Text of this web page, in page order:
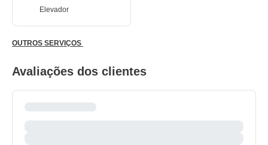
Elevador
OUTROS SERVIÇOS
Avaliações dos clientes